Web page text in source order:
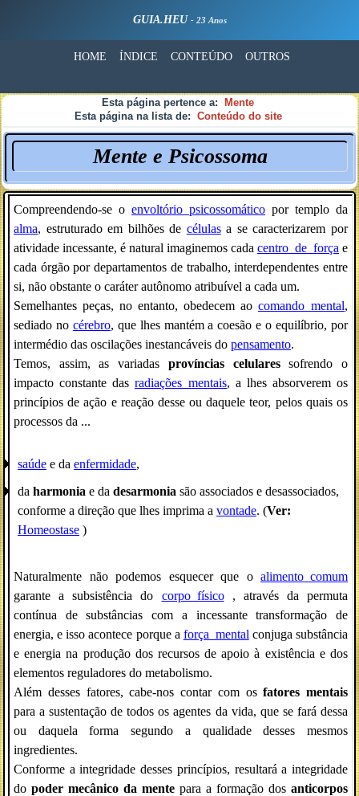
GUIA.HEU - 23 Anos
HOME ÍNDICE CONTEÚDO OUTROS
Esta página pertence a:
Mente
Esta página na lista de: Conteúdo do site
Mente e Psicossoma
Compreendendo-se o envoltório_psicossomático por templo da
alma, estruturado em bilhões de célulasa se caracterizarem por
atividade incessante, é natural imaginemos cada centro_de_força e
cada órgão por departamentos de trabalho, interdependentes entre
si, não obstante o caráter autônomo atribuível a cada um.
Semelhantes peças, no entanto, obedecem ao comando_mental,
sediado no cérebro, que lhes mantém a coesão e o equilíbrio, por
intermédio das oscilações inestancáveis do pensamento.
Temos, assim, as variadas províncias celularessofrendo o
impacto constante das radiações_mentais, a lhes absorverem os
princípios de ação e reação desse ou daquele teor, pelos quais os
processos da ...
saúde e da enfermidade,
da harmonia e da desarmonia são associados e desassociados,
conforme a direção que lhes imprima a vontade. (Ver:
Homeostase )
Naturalmente não podemos esquecer que o alimento_comum
garante a subsistência do corpo_físico, através da permuta
contínua de substâncias com a incessante transformação de
energia, e isso acontece porque a força_mental conjuga substância
e energia na produção dos recursos de apoio à existência e dos
elementos reguladores do metabolismo.
Além desses fatores, cabe-nos contar com osfatores mentais
para a sustentação de todos os agentes da vida, que se fará dessa
ou daquela forma segundo a qualidade desses mesmos
ingredientes.
Conforme a integridade desses princípios, resultará a integridade
do poder mecânico da mente para a formação dos anticorpos